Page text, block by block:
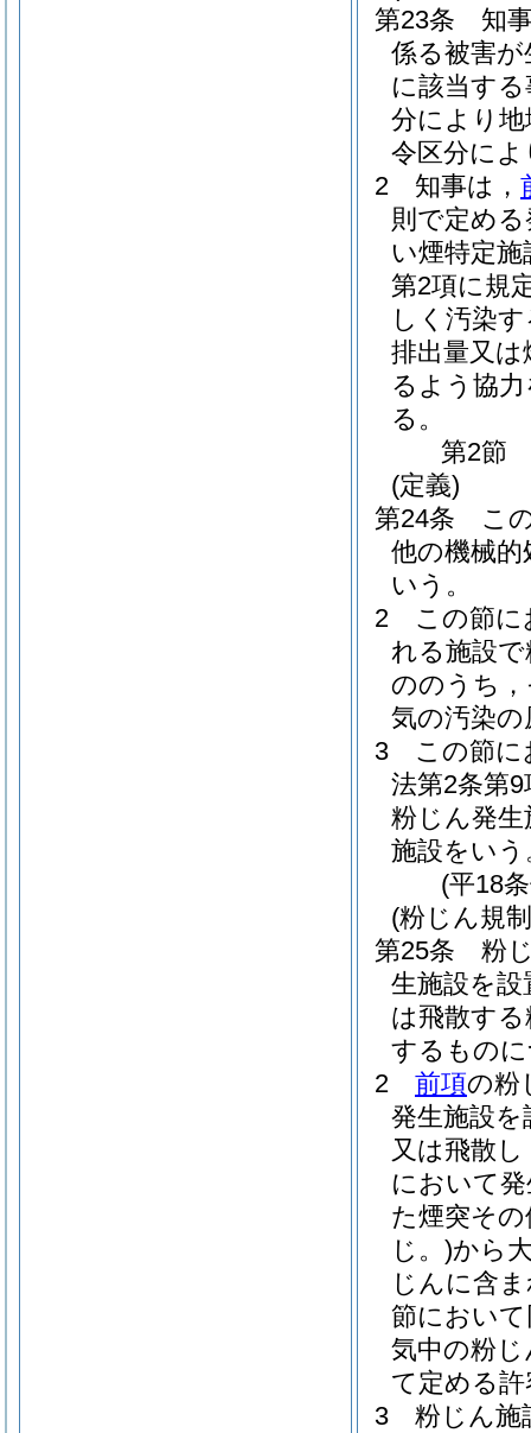
第23条
知
係る被害
に該当す
分により
令区分に
2
知事は，
則で定め
い煙特定
第2項に規
しく汚染
排出量又
るよう協
る。
第2節
(定義)
第24条
こ
他の機械
いう。
2
この節に
れる施設
ののうち
気の汚染
3
この節に
法第2条第
粉じん発
施設をいう
(平18
(粉じん規
第25条
粉
生施設を
は飛散す
するもの
2
前項の粉
発生施設
又は飛散
において
た煙突そ
じ。)から
じんに含
節におい
気中の粉
て定める
3
粉じん施